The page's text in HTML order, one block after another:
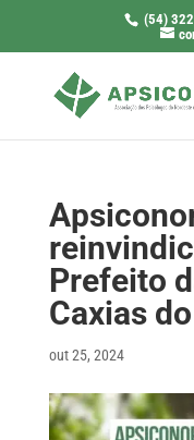
(54)
Prefeito
Caxias
out 25, 2024